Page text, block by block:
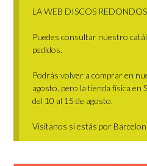
LA WEB DISCOS
Puedes consultar nuestro
pedidos.
Podrás volver a comprar en
agosto, pero la tienda física en
del 10 al 15 de agosto.
Visítanos si estás por